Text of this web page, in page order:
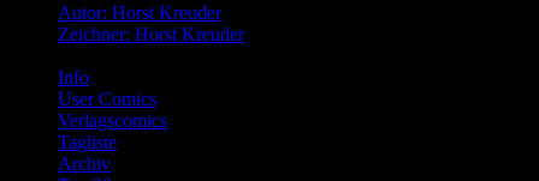
Autor: Horst Kreuder
Zeichner: Horst Kreuder
Info
User Comics
Verlagscomics
Tagliste
Archiv